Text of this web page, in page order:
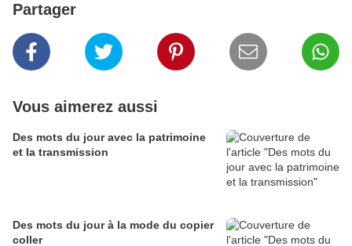
Partager
Vous aimerez aussi
Des mots du jour avec la patrimoine
et la transmission
Des mots du jour à la mode du copier
coller